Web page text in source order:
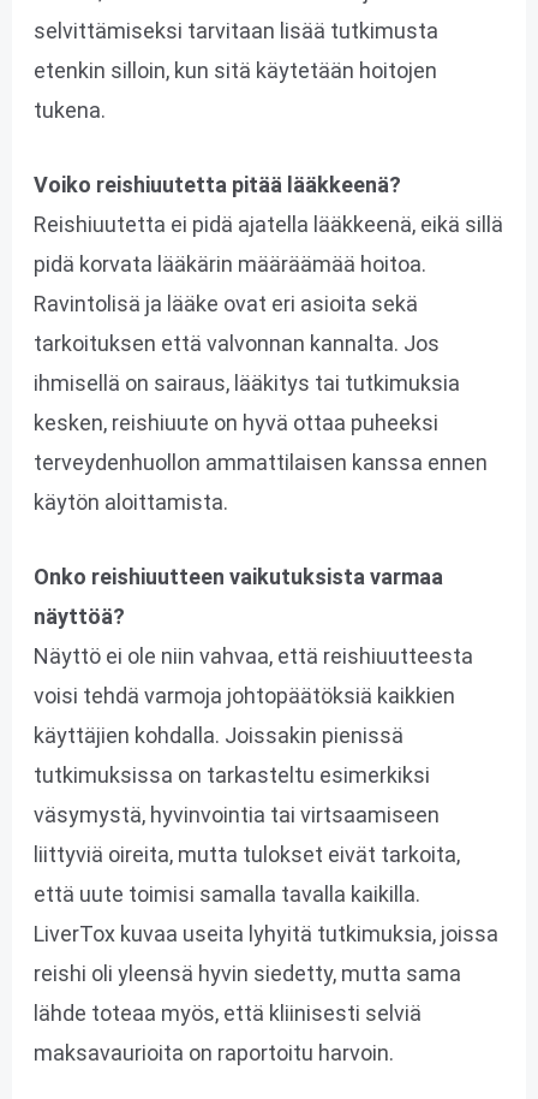
selvittämiseksi tarvitaan lisää tutkimusta
etenkin silloin, kun sitä käytetään hoitojen
tukena.
Voiko reishiuutetta pitää lääkkeenä?
Reishiuutetta ei pidä ajatella lääkkeenä, eikä sillä
pidä korvata lääkärin määräämää hoitoa.
Ravintolisä ja lääke ovat eri asioita sekä
tarkoituksen että valvonnan kannalta. Jos
ihmisellä on sairaus, lääkitys tai tutkimuksia
kesken, reishiuute on hyvä ottaa puheeksi
terveydenhuollon ammattilaisen kanssa ennen
käytön aloittamista.
Onko reishiuutteen vaikutuksista varmaa
näyttöä?
Näyttö ei ole niin vahvaa, että reishiuutteesta
voisi tehdä varmoja johtopäätöksiä kaikkien
käyttäjien kohdalla. Joissakin pienissä
tutkimuksissa on tarkasteltu esimerkiksi
väsymystä, hyvinvointia tai virtsaamiseen
liittyviä oireita, mutta tulokset eivät tarkoita,
että uute toimisi samalla tavalla kaikilla.
LiverTox kuvaa useita lyhyitä tutkimuksia, joissa
reishi oli yleensä hyvin siedetty, mutta sama
lähde toteaa myös, että kliinisesti selviä
maksavaurioita on raportoitu harvoin.